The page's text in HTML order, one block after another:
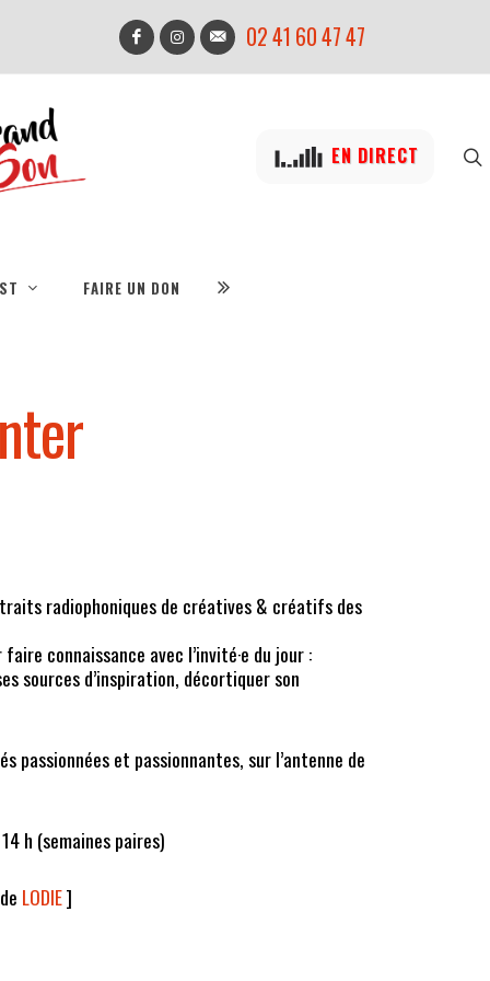
02 41 60 47 47
EN DIRECT
FAIRE UN DON
radiophoniques de créatives & créatifs des
connaissance avec l’invité·e du jour :
sources d’inspiration, décortiquer son
passionnées et passionnantes, sur l’antenne de
h (semaines paires)
LODIE]